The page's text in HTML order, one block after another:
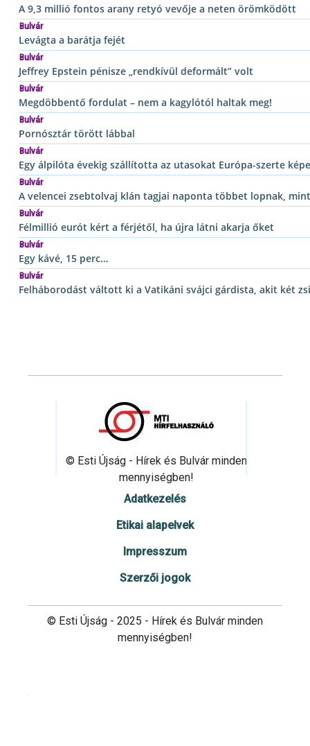
A 9,3 millió fontos arany retyó vevője a neten örömködött
Bulvár
Levágta a barátja fejét
Bulvár
Jeffrey Epstein pénisze „rendkívül deformált” volt
Bulvár
Megdöbbentő fordulat – nem a kagylótól haltak meg!
Bulvár
Pornósztár törött lábbal
Bulvár
Egy álpilóta évekig szállította az utasokat Európa-szerte
Bulvár
A velencei zsebtolvaj klán tagjai naponta többet lopnak,
Bulvár
Félmillió eurót kért a férjétől, ha újra látni akarja őket
Bulvár
Egy kávé, 15 perc…
Bulvár
Felháborodást váltott ki a Vatikáni svájci gárdista, akit két
© Esti Újság - Hírek és Bulvár minden
mennyiségben!
Adatkezelés
Etikai alapelvek
Impresszum
Szerzői jogok
© Esti Újság - 2025 - Hírek és Bulvár minden
mennyiségben!